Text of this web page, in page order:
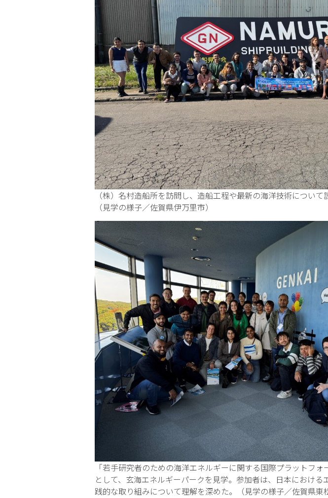
（株）名村造船所を訪問し、造船工程や最新の海洋技術につい
（見学の様子／佐賀県伊万里市）
「若手研究者のための海洋エネルギーに関する国際プラットフ
として、玄海エネルギーパークを見学。参加者は、日本における
践的な取り組みについて理解を深めた。（見学の様子／佐賀県東